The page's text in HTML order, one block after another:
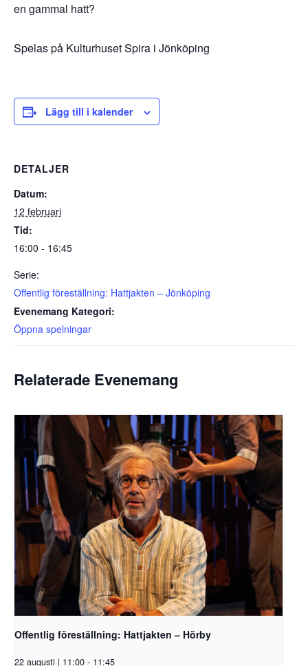
en gammal hatt?
Spelas på Kulturhuset Spira i Jönköping
Lägg till i kalender
DETALJER
Datum:
12 februari
Tid:
16:00 - 16:45
Serie:
Offentlig föreställning: Hattjakten – Jönköping
Evenemang Kategori:
Öppna spelningar
Relaterade Evenemang
Offentlig föreställning: Hattjakten – Hörby
22 augusti | 11:00 - 11:45